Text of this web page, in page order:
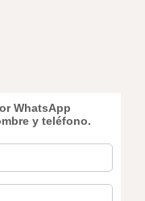
WhatsApp
y teléfono.